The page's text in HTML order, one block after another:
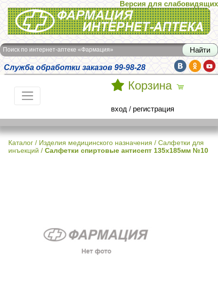
Интернет-аптека Фармация
Версия для слабовидящих
Поиск по интернет-аптеке «Фармация»
Служба обработки заказов 99-98-28
Корзина
вход / регистрация
Каталог / Изделия медицинского назначения / Салфетки для
инъекций / Салфетки спиртовые антисепт 135х185мм №10